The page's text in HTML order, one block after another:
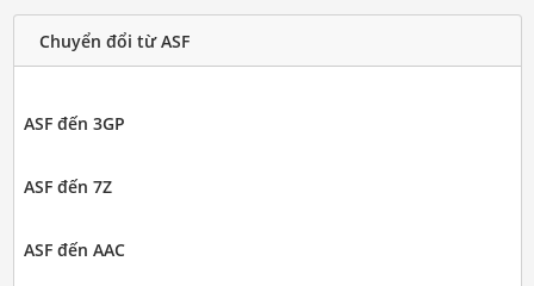
Chuyển đổi từ ASF
ASF đến 3GP
ASF đến 7Z
ASF đến AAC